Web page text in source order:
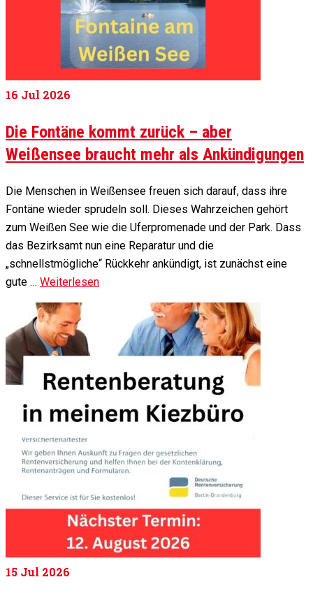
16 Jul 2026
Die Fontäne kommt zurück – aber
Weißensee braucht mehr als Ankündigungen
Die Menschen in Weißensee freuen sich darauf, dass ihre
Fontäne wieder sprudeln soll. Dieses Wahrzeichen gehört
zum Weißen See wie die Uferpromenade und der Park. Dass
das Bezirksamt nun eine Reparatur und die
„schnellstmögliche“ Rückkehr ankündigt, ist zunächst eine
gute … Weiterlesen
15 Jul 2026